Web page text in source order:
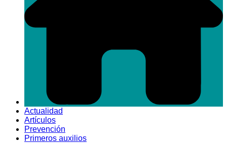
Actualidad
Artículos
Prevención
Primeros auxilios